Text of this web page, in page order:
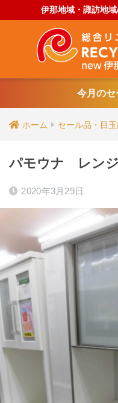
伊那地域・諏訪地
今月のセ
ホーム セール品・目
パモウナ レン
2020年3月29日